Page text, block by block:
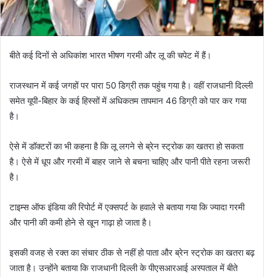
बीते कई दिनों से अधिकांश भारत भीषण गरमी और लू की चपेट में हैं।
राजस्थान में कई जगहों पर पारा 50 डिग्री तक पहुंच गया है। वहीं राजधानी दिल्ली
समेत यूपी-बिहार के कई हिस्सों में अधिकतम तापमान 46 डिग्री को पार कर गया
है।
ऐसे में डॉक्टरों का भी कहना है कि लू लगने से ब्रेन स्ट्रोक का खतरा हो सकता
है। ऐसे में धूप और गरमी में बाहर जाने से बचना चाहिए और पानी पीते रहना जरूरी
है।
टाइम्स ऑफ इंडिया की रिपोर्ट में एक्सपर्ट के हवाले से बताया गया कि ज्यादा गरमी
और पानी की कमी होने से खून गाढ़ा हो जाता है।
इसकी वजह से रक्त का संचार ठीक से नहीं हो पाता और ब्रेन स्ट्रोक का खतरा बढ़
जाता है। उन्होंने बताया कि राजधानी दिल्ली के पीएसआरआई अस्पताल में बीते